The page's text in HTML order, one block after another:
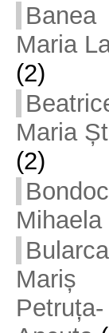
Banea
Maria
(2)
Maria
(2)
Bondoc
Mihaela
Mariș
Petruța-